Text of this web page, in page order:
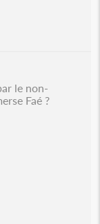
le non-
Faé ?